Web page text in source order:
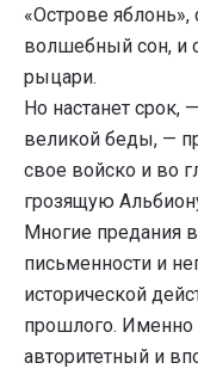
«Острове
волшебный сон, и
рыцари.
Но настанет срок,
великой беды, —
свое войско и во
грозящую
Многие предания
письменности и
исторической
прошлого. Именно
авторитетный и